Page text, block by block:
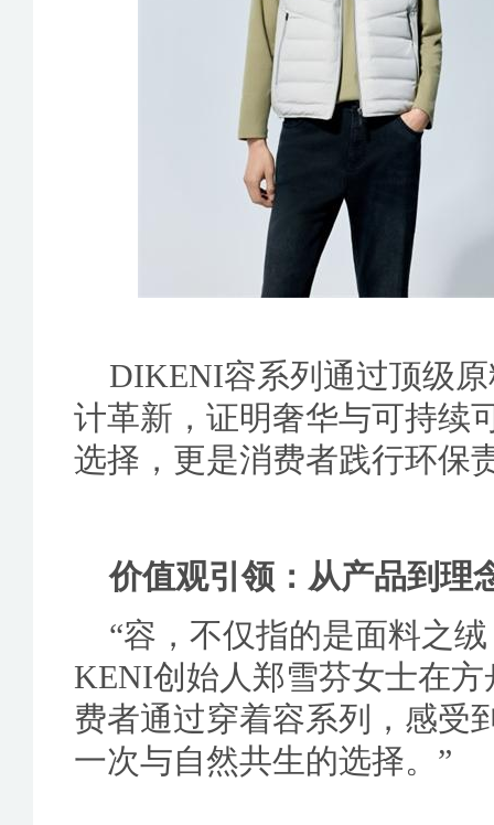
DIKENI容系列通过顶级
计革新，证明奢华与可持续
选择，更是消费者践行环保
价值观引领：从产品到理
“容，不仅指的是面料之
KENI创始人郑雪芬女士在
费者通过穿着容系列，感受
一次与自然共生的选择。”